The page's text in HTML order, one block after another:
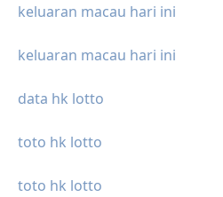
keluaran macau hari ini
keluaran macau hari ini
data hk lotto
toto hk lotto
toto hk lotto